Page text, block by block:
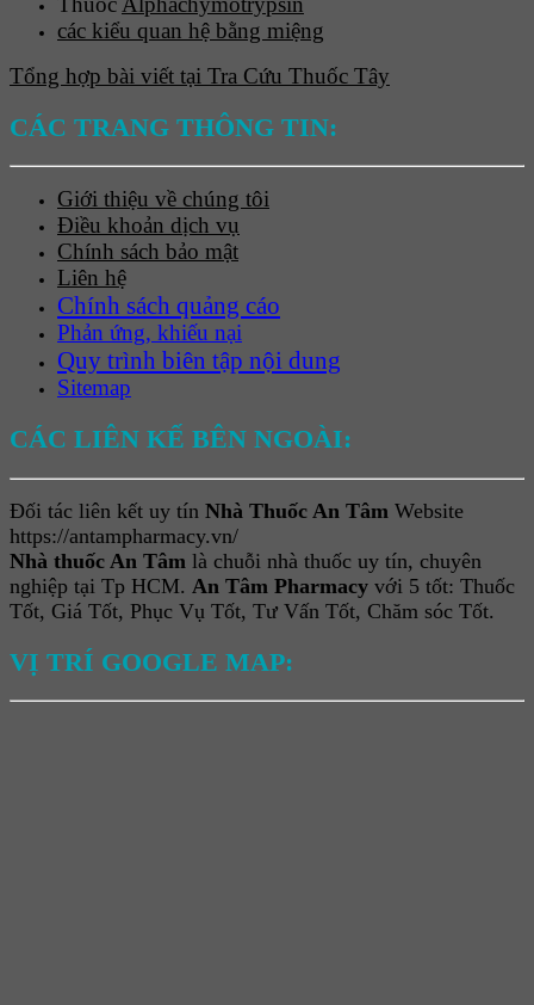
các kiểu quan hệ bằng miệng
Tổng hợp bài viết tại Tra Cứu Thuốc Tây
CÁC TRANG THÔNG TIN:
Giới thiệu về chúng tôi
Điều khoản dịch vụ
Chính sách bảo mật
Liên hệ
Chính sách quảng cáo
Phản ứng, khiếu nại
Quy trình biên tập nội dung
Sitemap
CÁC LIÊN KẾ BÊN NGOÀI:
Đối tác liên kết uy tín Nhà Thuốc An Tâm Website
https://antampharmacy.vn/
Nhà thuốc An Tâm là chuỗi nhà thuốc uy tín, chuyên
nghiệp tại Tp HCM. An Tâm Pharmacy với 5 tốt: Thuốc
Tốt, Giá Tốt, Phục Vụ Tốt, Tư Vấn Tốt, Chăm sóc Tốt.
VỊ TRÍ GOOGLE MAP: